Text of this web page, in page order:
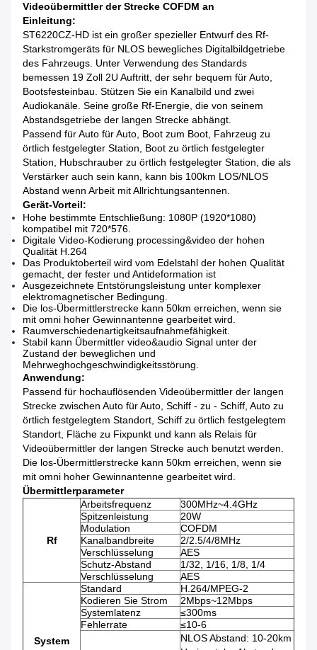
Videoübermittler der Strecke COFDM an
Einleitung:
ST6220CZ-HD ist ein großer spezieller Entwurf des Rf-
Starkstromgeräts für NLOS bewegliches Digitalbildgetriebe
des Fahrzeugs. Unter Verwendung des Standards
bemessen 19 Zoll 2U Auftritt, der sehr bequem für Auto,
Bootsfesteinbau. Stützen Sie ein Kanalbild und zwei
Audiokanäle. Seine große Rf-Energie, die von seinem
Abstandsgetriebe der langen Strecke abhängt.
Passend für Auto für Auto, Boot zum Boot, Fahrzeug zu
örtlich festgelegter Station, Boot zu örtlich festgelegter
Station, Hubschrauber zu örtlich festgelegter Station, die als
Verstärker auch sein kann, kann bis 100km LOS/NLOS
Abstand wenn Arbeit mit Allrichtungsantennen.
Gerät-Vorteil:
Hohe bestimmte Entschließung: 1080P (1920*1080)
kompatibel mit 720*576.
Digitale Video-Kodierung processing&video der hohen
Qualität H.264
Das Produktoberteil wird vom Edelstahl der hohen Qualität
gemacht, der fester und Antideformation ist
Ausgezeichnete Entstörungsleistung unter komplexer
elektromagnetischer Bedingung.
Die los-Übermittlerstrecke kann 50km erreichen, wenn sie
mit omni hoher Gewinnantenne gearbeitet wird.
Raumverschiedenartigkeitsaufnahmefähigkeit.
Stabil kann Übermittler video&audio Signal unter der
Zustand der beweglichen und
Mehrweghochgeschwindigkeitsstörung.
Anwendung:
Passend für hochauflösenden Videoübermittler der langen
Strecke zwischen Auto für Auto, Schiff - zu - Schiff, Auto zu
örtlich festgelegtem Standort, Schiff zu örtlich festgelegtem
Standort, Fläche zu Fixpunkt und kann als Relais für
Videoübermittler der langen Strecke auch benutzt werden.
Die los-Übermittlerstrecke kann 50km erreichen, wenn sie
mit omni hoher Gewinnantenne gearbeitet wird.
Übermittlerparameter
Rf
Arbeitsfrequenz
300MHz~4.4GHz
Spitzenleistung
20W
Modulation
COFDM
Kanalbandbreite
2/2.5/4/8MHz
Verschlüsselung
AES
Schutz-Abstand
1/32, 1/16, 1/8, 1/4
Verschlüsselung
AES
System
Standard
H.264/MPEG-2
Kodieren Sie Strom
2Mbps~12Mbps
Systemlatenz
≤300ms
Fehlerrate
≤10-6
NLOS Abstand: 10-20km